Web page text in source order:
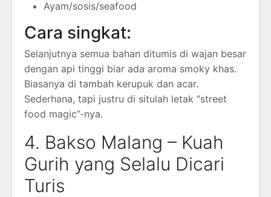
Ayam/sosis/seafood
Cara singkat:
Selanjutnya semua bahan ditumis di wajan besar
dengan api tinggi biar ada aroma smoky khas.
Biasanya di tambah kerupuk dan acar.
Sederhana, tapi justru di situlah letak “street
food magic”-nya.
4. Bakso Malang – Kuah
Gurih yang Selalu Dicari
Turis